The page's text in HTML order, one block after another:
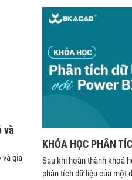
và
và gia
KHÓA HỌC PHÂN
Sau khi hoàn thành khoá
phân tích dữ liệu của một